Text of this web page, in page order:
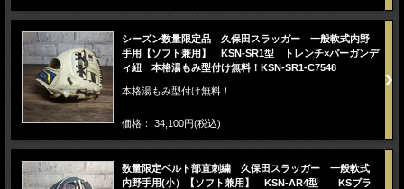
シーズン数量限定品 久保田スラッガー 一般軟式内野
手用【ソフト兼用】 KSN-SR1型 トレンチ×バーガンデ
ィ紐 本格湯もみ型付け無料！KSN-SR1-C7548
本格湯もみ型付け無料！
価格： 34,100円(税込)
数量限定ベルト部直刺繍 久保田スラッガー 一般軟式
内野手用(小）【ソフト兼用】 KSN-AR4型 KSブラ